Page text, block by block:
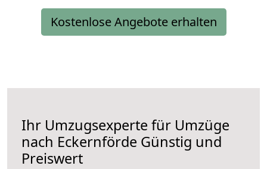
Kostenlose Angebote erhalten
Ihr Umzugsexperte für Umzüge
nach Eckernförde Günstig und
Preiswert